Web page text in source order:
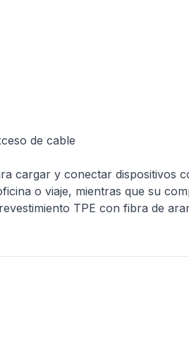
de cable
cargar y conectar dispositivos
o viaje, mientras que su
TPE con fibra de